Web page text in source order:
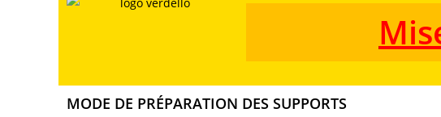
MODE DE PRÉPARATION DES SUPPORTS